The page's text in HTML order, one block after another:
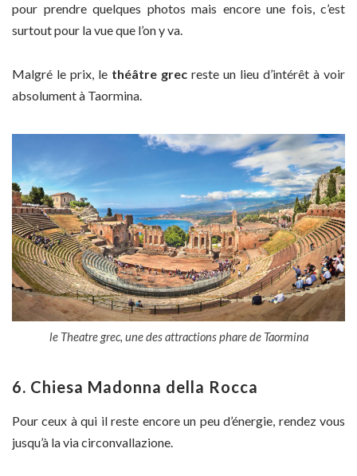
pour prendre quelques photos mais encore une fois, c’est
surtout pour la vue que l’on y va.
Malgré le prix, le théâtre grec reste un lieu d’intérêt à voir
absolument à Taormina.
le Theatre grec, une des attractions phare de Taormina
6. Chiesa Madonna della Rocca
Pour ceux à qui il reste encore un peu d’énergie, rendez vous
jusqu’à la via circonvallazione.